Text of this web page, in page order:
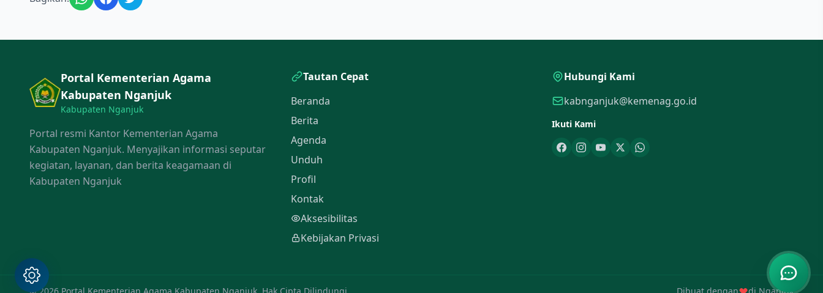
Portal Kementerian Agama
Kabupaten Nganjuk
Kabupaten Nganjuk
Portal resmi Kantor Kementerian Agama
Kabupaten Nganjuk. Menyajikan informasi seputar
kegiatan, layanan, dan berita keagamaan di
Kabupaten Nganjuk
Tautan Cepat
Beranda
Berita
Agenda
Unduh
Profil
Kontak
Aksesibilitas
Kebijakan Privasi
Hubungi Kami
kabnganjuk@kemenag.go.id
Ikuti Kami